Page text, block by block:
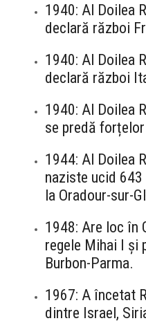
1940: Al Doilea
declară război
1940: Al Doilea
declară război
1940: Al Doilea
se predă
1944: Al Doilea
naziste ucid
la Oradour-sur-
1948: Are loc în
regele Mihai I și
Burbon-Parma.
1967: A încetat
dintre Israel,